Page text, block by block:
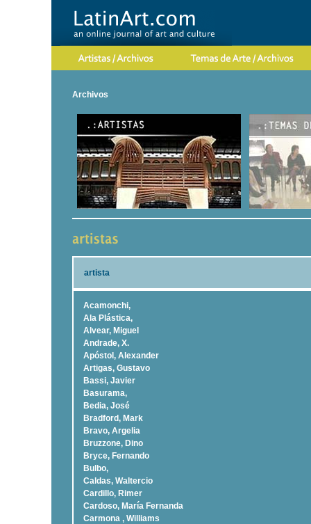
Archivos
artista
Acamonchi,
Ala Plástica,
Alvear, Miguel
Andrade, X.
Apóstol, Alexander
Artigas, Gustavo
Bassi, Javier
Basurama,
Bedia, José
Bradford, Mark
Bravo, Argelia
Bruzzone, Dino
Bryce, Fernando
Bulbo,
Caldas, Waltercio
Cardillo, Rimer
Cardoso, Marí­a Fernanda
Carmona , Williams